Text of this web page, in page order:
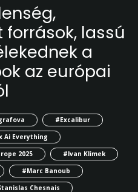
lassú
a
az európai
#Excalibur
x Ai Everything
2025
#Ivan Klimek
#Marc Banoub
Chesnais